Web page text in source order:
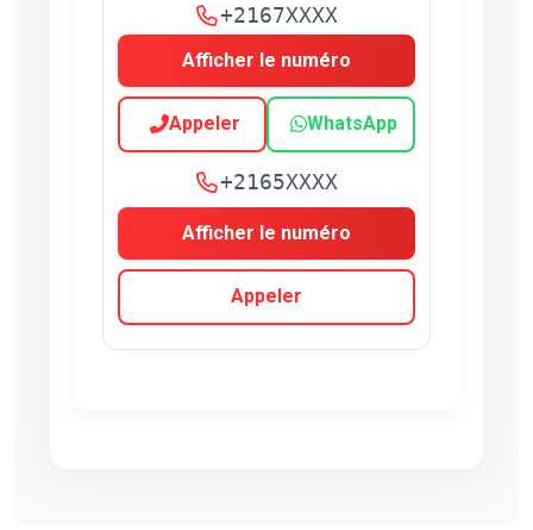
+2167XXXX
Afficher le numéro
Appeler WhatsApp
+2165XXXX
Afficher le numéro
Appeler